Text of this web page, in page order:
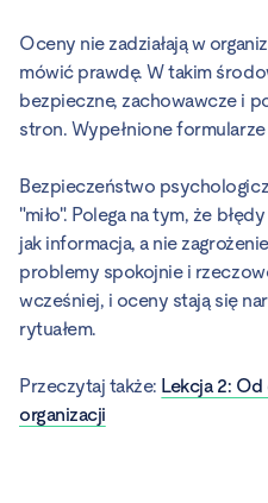
Oceny nie zadziałają w
mówić prawdę. W takim
bezpieczne, zachowawcze i
stron. Wypełnione
Bezpieczeństwo
"miło". Polega na tym, że
jak informacja, a nie
problemy spokojnie i
wcześniej, i oceny stają się
rytuałem.
Przeczytaj także: Lekcja 2:
organizacji